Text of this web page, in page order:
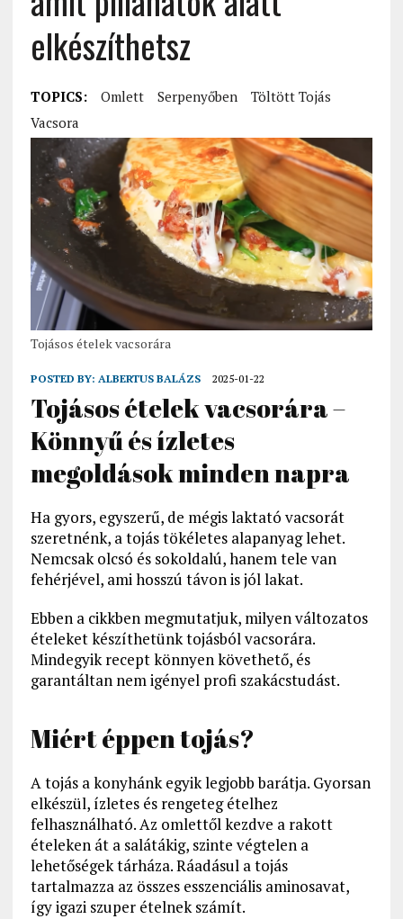
elkészíthetsz
TOPICS: Omlett Serpenyőben
Töltött Tojás
Vacsora
Tojásos ételek vacsorára
POSTED BY: ALBERTUS BALÁZS 2025-01-22
Tojásos ételek vacsorára –
Könnyű és ízletes
megoldások minden napra
Ha gyors, egyszerű, de mégis laktató vacsorát
szeretnénk, a tojás tökéletes alapanyag lehet.
Nemcsak olcsó és sokoldalú, hanem tele van
fehérjével, ami hosszú távon is jól lakat.
Ebben a cikkben megmutatjuk, milyen változatos
ételeket készíthetünk tojásból vacsorára.
Mindegyik recept könnyen követhető, és
garantáltan nem igényel profi szakácstudást.
Miért éppen tojás?
A tojás a konyhánk egyik legjobb barátja. Gyorsan
elkészül, ízletes és rengeteg ételhez
felhasználható. Az omlettől kezdve a rakott
ételeken át a salátákig, szinte végtelen a
lehetőségek tárháza. Ráadásul a tojás
tartalmazza az összes esszenciális aminosavat,
így igazi szuper ételnek számít.